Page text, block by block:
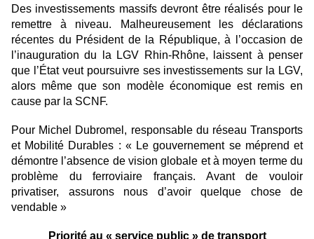
Des investissements massifs devront être réalisés pour le
remettre à niveau. Malheureusement les déclarations
récentes du Président de la République, à l’occasion de
l’inauguration du la LGV Rhin-Rhône, laissent à penser
que l’État veut poursuivre ses investissements sur la LGV,
alors même que son modèle économique est remis en
cause par la SCNF.
Pour Michel Dubromel, responsable du réseau Transports
et Mobilité Durables : « Le gouvernement se méprend et
démontre l’absence de vision globale et à moyen terme du
problème du ferroviaire français. Avant de vouloir
privatiser, assurons nous d’avoir quelque chose de
vendable »
Priorité au « service public » de transport